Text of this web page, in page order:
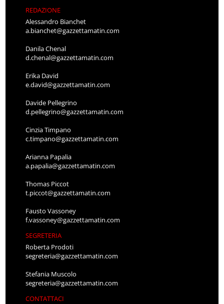
REDAZIONE
Alessandro Bianchet
a.bianchet@gazzettamatin.com
Danila Chenal
d.chenal@gazzettamatin.com
Erika David
e.david@gazzettamatin.com
Davide Pellegrino
d.pellegrino@gazzettamatin.com
Cinzia Timpano
c.timpano@gazzettamatin.com
Arianna Papalia
a.papalia@gazzettamatin.com
Thomas Piccot
t.piccot@gazzettamatin.com
Fausto Vassoney
f.vassoney@gazzettamatin.com
SEGRETERIA
Roberta Prodoti
segreteria@gazzettamatin.com
Stefania Muscolo
segreteria@gazzettamatin.com
CONTATTACI